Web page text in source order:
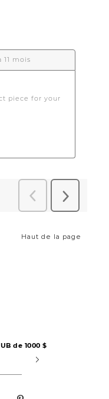
Haut de la page
de 1000 $
Submit